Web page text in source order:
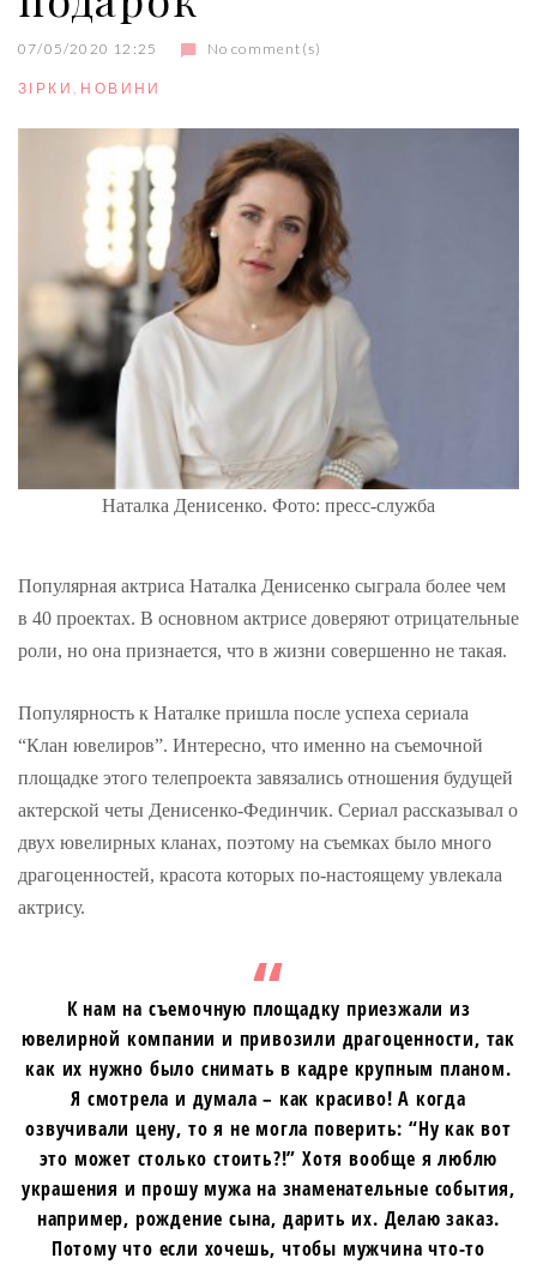
07/05/2020 12:25 No comment(s)
ЗІРКИ , НОВИНИ
Наталка Денисенко. Фото: пресс-служба
Популярная актриса Наталка Денисенко сыграла более чем
в 40 проектах. В основном актрисе доверяют отрицательные
роли, но она признается, что в жизни совершенно не такая.
Популярность к Наталке пришла после успеха сериала
“Клан ювелиров”. Интересно, что именно на съемочной
площадке этого телепроекта завязались отношения будущей
актерской четы Денисенко-Фединчик. Сериал рассказывал о
двух ювелирных кланах, поэтому на съемках было много
драгоценностей, красота которых по-настоящему увлекала
актрису.
К нам на съемочную площадку приезжали из
ювелирной компании и привозили драгоценности, так
как их нужно было снимать в кадре крупным планом.
Я смотрела и думала – как красиво! А когда
озвучивали цену, то я не могла поверить: “Ну как вот
это может столько стоить?!” Хотя вообще я люблю
украшения и прошу мужа на знаменательные события,
например, рождение сына, дарить их. Делаю заказ.
Потому что если хочешь, чтобы мужчина что-то